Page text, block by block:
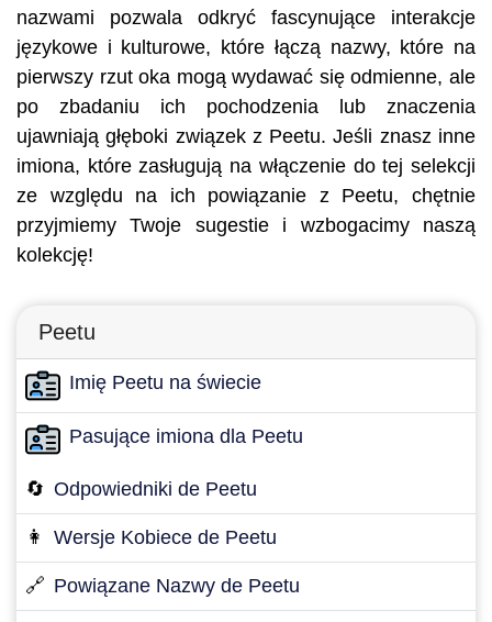
nazwami pozwala odkryć fascynujące interakcje
językowe i kulturowe, które łączą nazwy, które na
pierwszy rzut oka mogą wydawać się odmienne, ale
po zbadaniu ich pochodzenia lub znaczenia
ujawniają głęboki związek z Peetu. Jeśli znasz inne
imiona, które zasługują na włączenie do tej selekcji
ze względu na ich powiązanie z Peetu, chętnie
przyjmiemy Twoje sugestie i wzbogacimy naszą
kolekcję!
Peetu
Imię Peetu na świecie
Pasujące imiona dla Peetu
🔄 Odpowiedniki de Peetu
👩 Wersje Kobiece de Peetu
🔗 Powiązane Nazwy de Peetu